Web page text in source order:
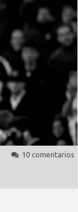
10 comentarios